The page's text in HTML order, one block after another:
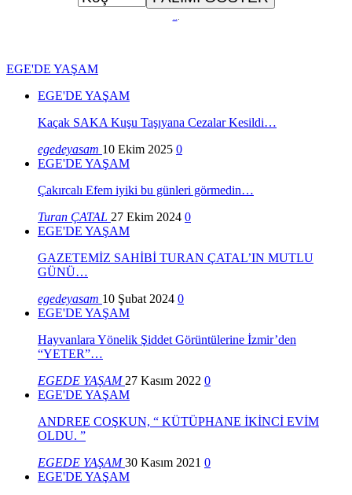
EGE'DE YAŞAM
EGE'DE YAŞAM
Kaçak SAKA Kuşu Taşıyana Cezalar Kesildi…
egedeyasam 10 Ekim 2025 0
EGE'DE YAŞAM
Çakırcalı Efem iyiki bu günleri görmedin…
Turan ÇATAL 27 Ekim 2024 0
EGE'DE YAŞAM
GAZETEMİZ SAHİBİ TURAN ÇATAL’IN MUTLU
GÜNÜ…
egedeyasam 10 Şubat 2024 0
EGE'DE YAŞAM
Hayvanlara Yönelik Şiddet Görüntülerine İzmir’den
“YETER”…
EGEDE YAŞAM 27 Kasım 2022 0
EGE'DE YAŞAM
ANDREE COŞKUN, “ KÜTÜPHANE İKİNCİ EVİM
OLDU. ”
EGEDE YAŞAM30 Kasım 2021 0
EGE'DE YAŞAM